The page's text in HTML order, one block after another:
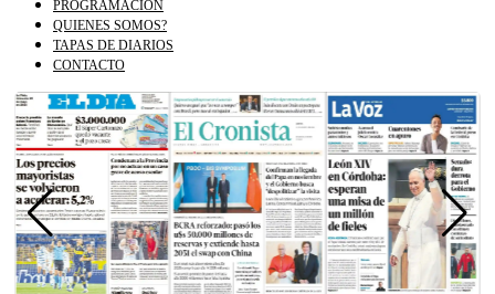
PROGRAMACIÓN
QUIENES SOMOS?
TAPAS DE DIARIOS
CONTACTO